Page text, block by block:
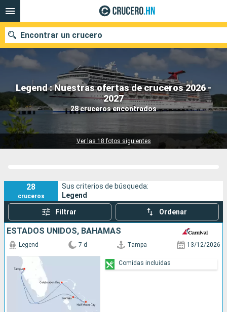
Legend : Nuestras ofertas de cruceros 2026 -
2027
28 cruceros encontrados
Ver las 18 fotos siguientes
Encontrar un crucero
Nuestros destinos
Fecha de salida
28
cruceros
Sus criterios de búsqueda:
Legend
Filtrar Ordenar
ESTADOS UNIDOS, BAHAMAS
Legend 7 d Tampa 13/12/2026
Comidas incluidas